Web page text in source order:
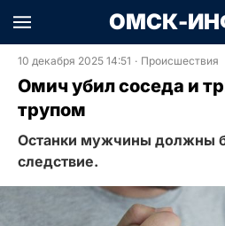
ОМСК-
10 декабря 2025 14:51 · Происшествия
Омич убил соседа и
трупом
Останки мужчины должны
следствие.